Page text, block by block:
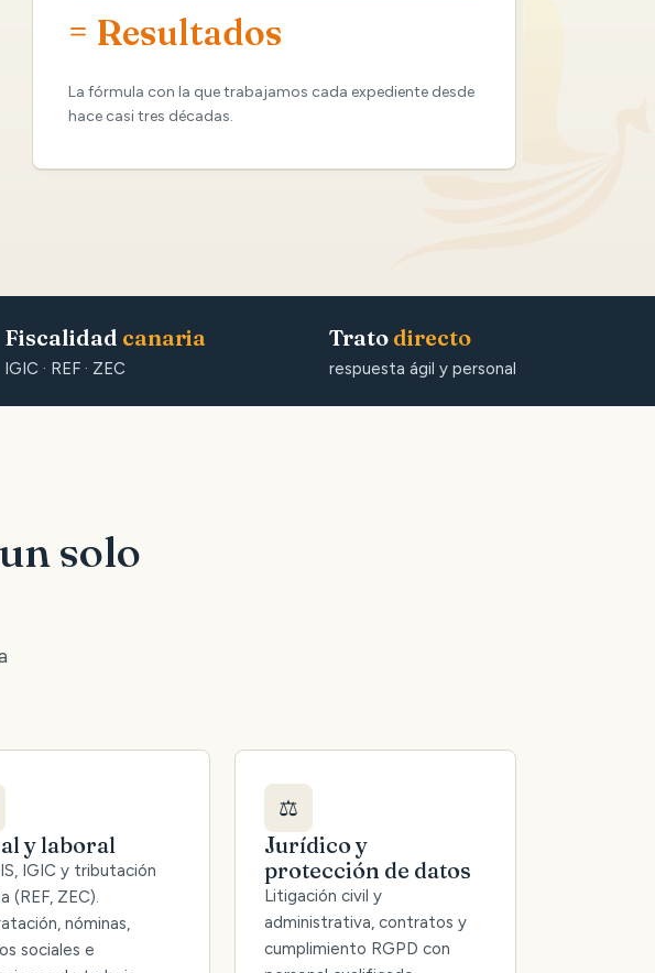
= Resultados
La fórmula con la que trabajamos cada expediente desde
hace casi tres décadas.
Fiscalidad canaria
IGIC · REF · ZEC
Trato directo
respuesta ágil y personal
solo
y laboral
IS, IGIC y tributación
(REF, ZEC).
nóminas,
sociales e
⚖️
Jurídico y
protección de datos
Litigación civil y
administrativa, contratos y
cumplimiento RGPD con